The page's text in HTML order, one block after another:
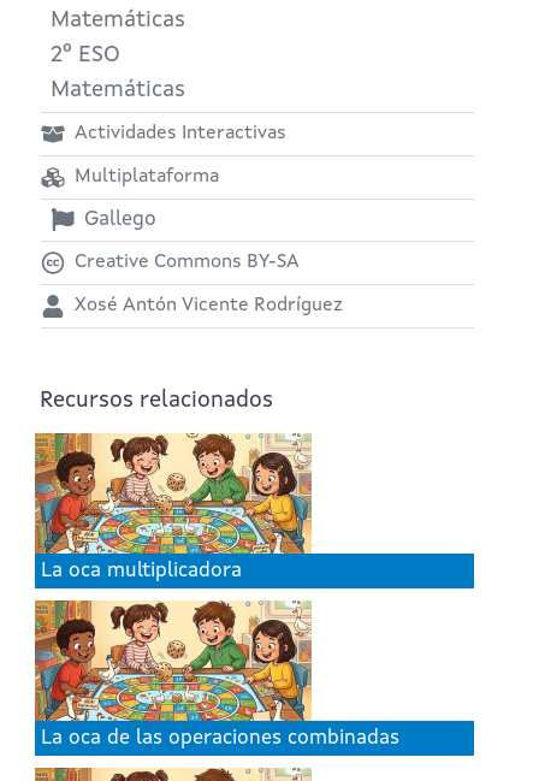
Matemáticas
2º ESO
Matemáticas
Actividades Interactivas
Multiplataforma
Gallego
Creative Commons BY-SA
Xosé Antón Vicente Rodríguez
Recursos relacionados
La oca multiplicadora
La oca de las operaciones combinadas